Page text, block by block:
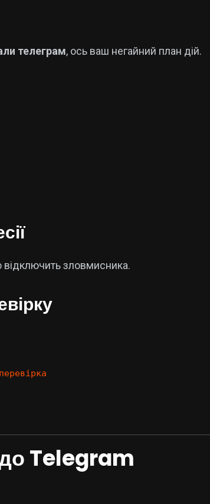
телеграм, ось ваш негайний план дій.
відключить зловмисника.
Telegram